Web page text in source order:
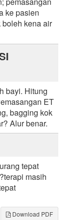
ke pasien
boleh kena air
bayi. Hitung
ET
bagging kok
Alur benar.
tepat
masih
Download PDF